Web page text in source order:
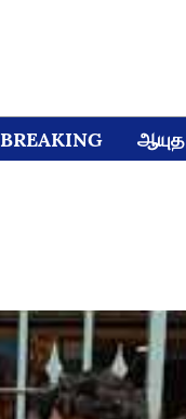
BREAKING ஆயுத